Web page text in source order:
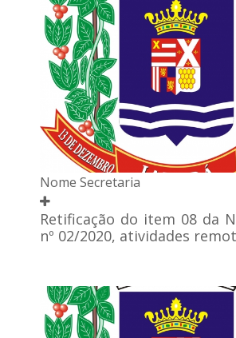
Nome Secretaria
Retificação do item 08 da
nº 02/2020, atividades